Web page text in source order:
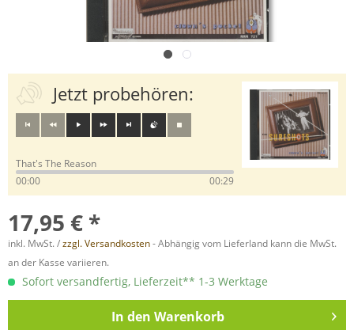
Jetzt probehören:
That's The Reason
00:00
00:29
17,95 € *
inkl. MwSt. /zzgl. Versandkosten- Abhängig vom Lieferland kann die MwSt.
an der Kasse variieren.
Sofort versandfertig, Lieferzeit** 1-3 Werktage
In den Warenkorb